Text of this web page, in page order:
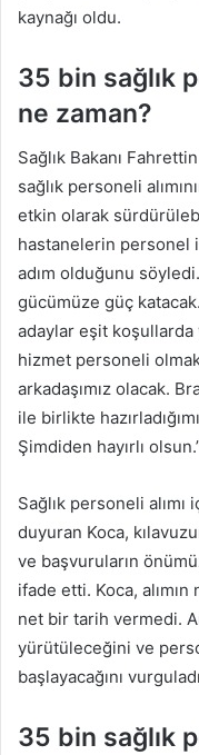
kaynağı oldu.
35 bin sağlık
ne zaman?
Sağlık Bakanı
sağlık personeli
etkin olarak
hastanelerin personel
adım olduğunu
gücümüze güç
adaylar eşit koşullarda
hizmet personeli
arkadaşımız olacak.
ile birlikte
Şimdiden hayırlı
Sağlık personeli alımı
duyuran Koca,
ve başvuruların
ifade etti. Koca,
net bir tarih vermedi.
yürütüleceğini ve
başlayacağını
35 bin sağlık